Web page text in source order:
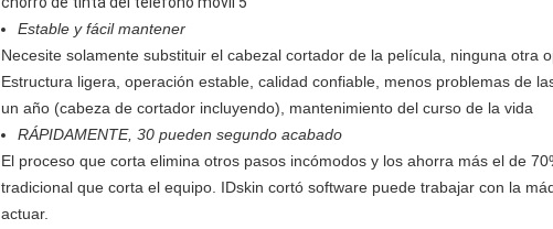
Estable y fácil mantener
Necesite solamente substituir el cabezal cortador de la película, ninguna otra
Estructura ligera, operación estable, calidad confiable, menos problemas de
un año (cabeza de cortador incluyendo), mantenimiento del curso de la vida
RÁPIDAMENTE, 30 pueden segundo acabado
El proceso que corta elimina otros pasos incómodos y los ahorra más el de
tradicional que corta el equipo. IDskin cortó software puede trabajar con la
actuar.